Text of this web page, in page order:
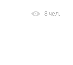
8 чел.